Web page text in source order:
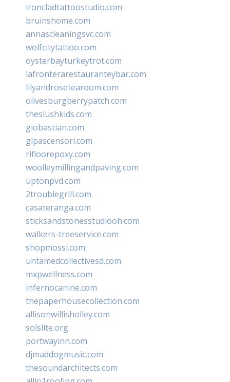
ironcladtattoostudio.com
bruinshome.com
annascleaningsvc.com
wolfcitytattoo.com
oysterbayturkeytrot.com
lafronterarestauranteybar.com
lilyandrosetearoom.com
olivesburgberrypatch.com
theslushkids.com
giobastian.com
glpascensori.com
rifloorepoxy.com
woolleymillingandpaving.com
uptonpvd.com
2troublegrill.com
casateranga.com
sticksandstonesstudiooh.com
walkers-treeservice.com
shopmossi.com
untamedcollectivesd.com
mxpwellness.com
infernocanine.com
thepaperhousecollection.com
allisonwillisholley.com
solslite.org
portwayinn.com
djmaddogmusic.com
thesoundarchitects.com